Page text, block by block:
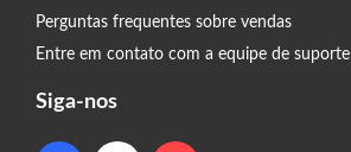
Perguntas frequentes sobre vendas
Entre em contato com a equipe de suporte
Siga-nos